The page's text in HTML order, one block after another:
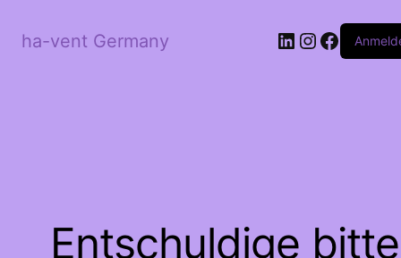
ha-vent Germany LinkedIn
Instagram
Entschuldige bitte